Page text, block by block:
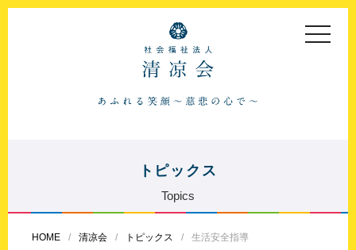
toggle
トピックス
Topics
HOME 清凉会 トピックス 生活安全指導